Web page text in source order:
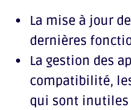
La mise à jour
dernières
La gestion des
compatibilité,
qui sont inutiles